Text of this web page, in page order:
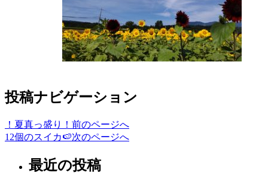
投稿ナビゲーション
！夏真っ盛り！ 前のページへ
12個のスイカ🍉次のページへ
最近の投稿